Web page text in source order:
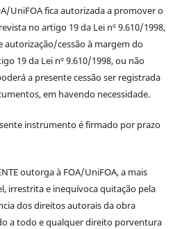
UniFOA fica autorizada a promover o
no artigo 19 da Lei nº 9.610/1998,
autorização/cessão à margem do
19 da Lei nº 9.610/1998, ou não
a presente cessão ser registrada
em havendo necessidade.
instrumento é firmado por prazo
outorga à FOA/UniFOA, a mais
irrestrita e inequívoca quitação pela
dos direitos autorais da obra
a todo e qualquer direito porventura